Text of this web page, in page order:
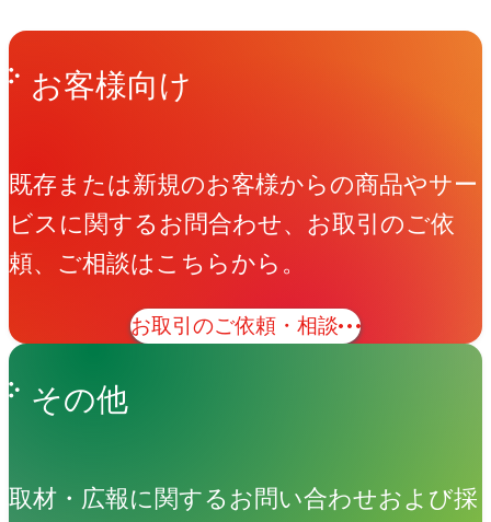
Get in Touchお問い合わせ
お客様向け
既存または新規のお客様からの商品やサー
ビスに関するお問合わせ、お取引のご依
頼、ご相談はこちらから。
お取引のご依頼・相談
その他
取材・広報に関するお問い合わせおよび採